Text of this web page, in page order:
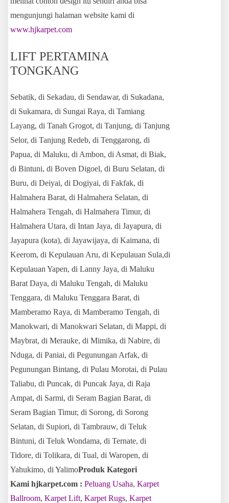
mengunjungi halaman website kami di
www.hjkarpet.com
LIFT PERTAMINA
TONGKANG
Sebatik, di Sekadau, di Sendawar, di Sukadana,
di Sukamara, di Sungai Raya, di Tamiang
Layang, di Tanah Grogot, di Tanjung, di Tanjung
Selor, di Tanjung Redeb, di Tenggarong, di
Papua, di Maluku, di Ambon, di Asmat, di Biak,
di Bintuni, di Boven Digoel, di Buru Selatan, di
Buru, di Deiyai, di Dogiyai, di Fakfak, di
Halmahera Barat, di Halmahera Selatan, di
Halmahera Tengah, di Halmahera Timur, di
Halmahera Utara, di Intan Jaya, di Jayapura, di
Jayapura (kota), di Jayawijaya, di Kaimana, di
Keerom, di Kepulauan Aru, di Kepulauan Sula,di
Kepulauan Yapen, di Lanny Jaya, di Maluku
Barat Daya, di Maluku Tengah, di Maluku
Tenggara, di Maluku Tenggara Barat, di
Mamberamo Raya, di Mamberamo Tengah, di
Manokwari, di Manokwari Selatan, di Mappi, di
Maybrat, di Merauke, di Mimika, di Nabire, di
Nduga, di Paniai, di Pegunungan Arfak, di
Pegunungan Bintang, di Pulau Morotai, di Pulau
Taliabu, di Puncak, di Puncak Jaya, di Raja
Ampat, di Sarmi, di Seram Bagian Barat, di
Seram Bagian Timur, di Sorong, di Sorong
Selatan, di Supiori, di Tambrauw, di Teluk
Bintuni, di Teluk Wondama, di Ternate, di
Tidore, di Tolikara, di Tual, di Waropen, di
Yahukimo, di YalimoProduk Kategori
Kami hjkarpet.com : Peluang Usaha, Karpet
Ballroom, Karpet Lift, Karpet Rugs, Karpet